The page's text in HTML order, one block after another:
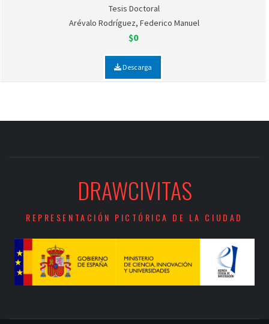
Tesis Doctoral
Arévalo Rodríguez, Federico Manuel
$0
Descarga
DRAWCIVITAS
REPRESENTACIÓN PICTÓRICA DE LA CIUDAD